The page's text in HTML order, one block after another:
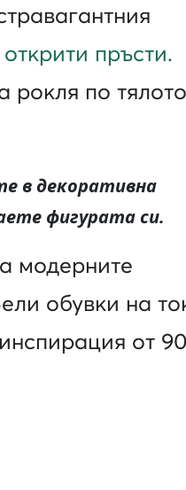
пръсти.
рокля по
в декоративна
фигурата си.
модерните
обувки на
от